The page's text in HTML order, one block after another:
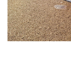
Nume *
Email *